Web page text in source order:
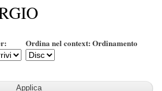
Ordina nel context: Ordinamento